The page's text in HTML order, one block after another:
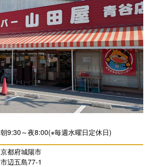
朝9:30～夜8:00(※毎週水曜日定休日)
京都府城陽市
市辺五島77-1